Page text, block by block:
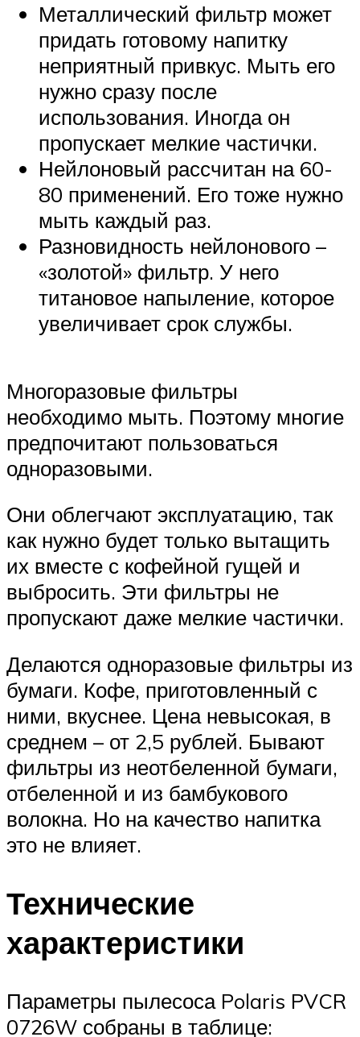
Металлический фильтр может
придать готовому напитку
неприятный привкус. Мыть его
нужно сразу после
использования. Иногда он
пропускает мелкие частички.
Нейлоновый рассчитан на 60-
80 применений. Его тоже нужно
мыть каждый раз.
Разновидность нейлонового –
«золотой» фильтр. У него
титановое напыление, которое
увеличивает срок службы.
Многоразовые фильтры
необходимо мыть. Поэтому многие
предпочитают пользоваться
одноразовыми.
Они облегчают эксплуатацию, так
как нужно будет только вытащить
их вместе с кофейной гущей и
выбросить. Эти фильтры не
пропускают даже мелкие частички.
Делаются одноразовые фильтры из
бумаги. Кофе, приготовленный с
ними, вкуснее. Цена невысокая, в
среднем – от 2,5 рублей. Бывают
фильтры из неотбеленной бумаги,
отбеленной и из бамбукового
волокна. Но на качество напитка
это не влияет.
Технические
характеристики
Параметры пылесоса Polaris PVCR
0726W собраны в таблице: